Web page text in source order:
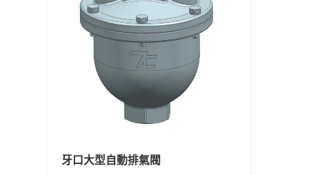
牙口大型自動排氣閥